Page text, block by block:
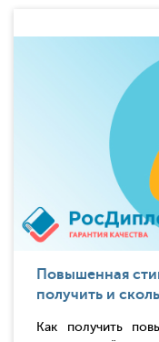
Повышенная
получить и
Как получить